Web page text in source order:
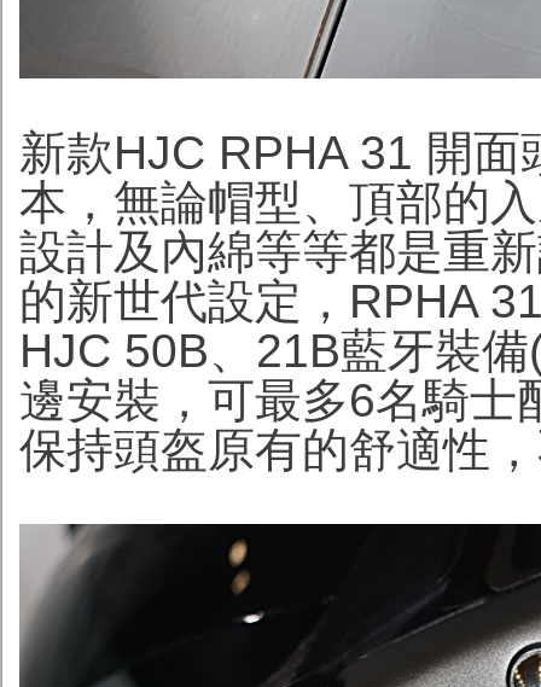
新款HJC RPHA 31 開
本，無論帽型、頂部的
設計及內綿等等都是重
的新世代設定，RPHA
HJC 50B、21B藍牙裝
邊安裝，可最多6名騎士
保持頭盔原有的舒適性